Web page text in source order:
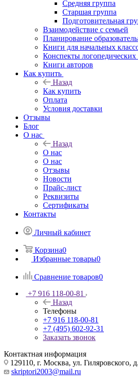
Средняя группа
Старшая группа
Подготовительная
Взаимодействие с семьей
Планирование
Книги для начальных
Конспекты логопедических
Книги авторов
Как купить
Назад
Как купить
Оплата
Условия доставки
Отзывы
Блог
О нас
Назад
О нас
О нас
Отзывы
Новости
Прайс-лист
Реквизиты
Сертификаты
Контакты
Личный кабинет
Корзина0
Избранные товары0
Сравнение товаров0
+7 916 118-00-81
Назад
Телефоны
+7 916 118-00-81
+7 (495) 602-92-31
Заказать звонок
Контактная информация
129110, г. Москва, ул. Гиляровского,
skriptori2003@mail.ru